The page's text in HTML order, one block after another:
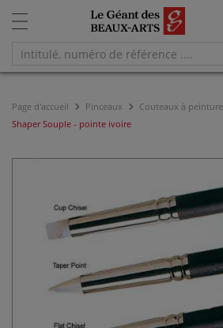
Page d'accueil Pinceaux Couteaux à peinture
Shaper Souple - pointe ivoire